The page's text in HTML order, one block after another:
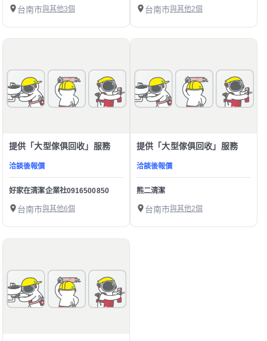
台南市與其他3個 台南市與其他2個
提供「大型傢俱回收」服務
洽談後報價
好家在清潔企業社0916500850
台南市與其他6個
提供「大型傢俱回收」服務
洽談後報價
熊二清潔
台南市與其他2個